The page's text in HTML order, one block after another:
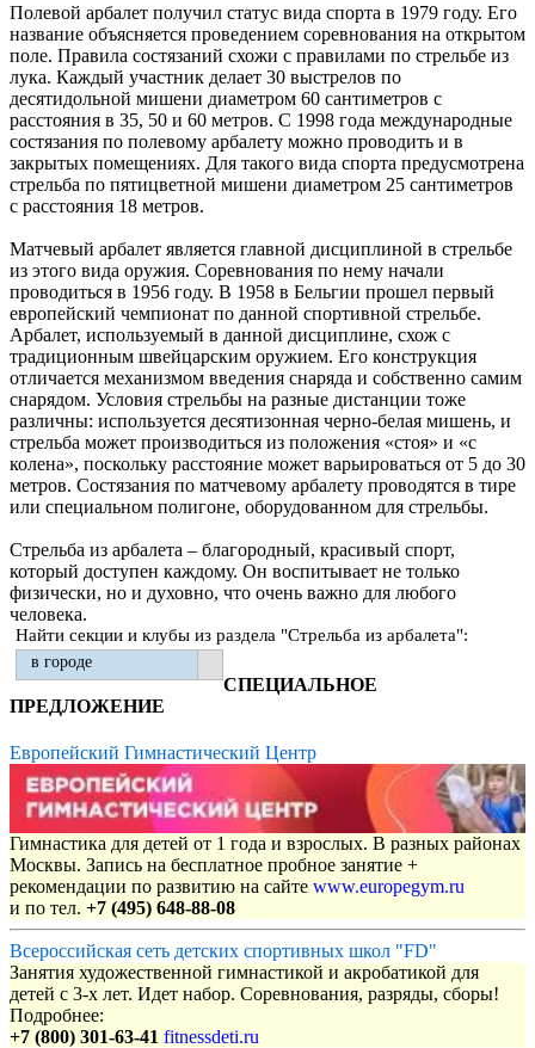
Полевой арбалет получил статус вида спорта в 1979 году. Его
название объясняется проведением соревнования на открытом
поле. Правила состязаний схожи с правилами по стрельбе из
лука. Каждый участник делает 30 выстрелов по
десятидольной мишени диаметром 60 сантиметров с
расстояния в 35, 50 и 60 метров. С 1998 года международные
состязания по полевому арбалету можно проводить и в
закрытых помещениях. Для такого вида спорта предусмотрена
стрельба по пятицветной мишени диаметром 25 сантиметров
с расстояния 18 метров.
Матчевый арбалет является главной дисциплиной в стрельбе
из этого вида оружия. Соревнования по нему начали
проводиться в 1956 году. В 1958 в Бельгии прошел первый
европейский чемпионат по данной спортивной стрельбе.
Арбалет, используемый в данной дисциплине, схож с
традиционным швейцарским оружием. Его конструкция
отличается механизмом введения снаряда и собственно самим
снарядом. Условия стрельбы на разные дистанции тоже
различны: используется десятизонная черно-белая мишень, и
стрельба может производиться из положения «стоя» и «с
колена», поскольку расстояние может варьироваться от 5 до 30
метров. Состязания по матчевому арбалету проводятся в тире
или специальном полигоне, оборудованном для стрельбы.
Стрельба из арбалета – благородный, красивый спорт,
который доступен каждому. Он воспитывает не только
физически, но и духовно, что очень важно для любого
человека.
Найти секции и клубы из раздела "Стрельба из арбалета":
в городе
СПЕЦИАЛЬНОЕ
ПРЕДЛОЖЕНИЕ
Европейский Гимнастический Центр
Гимнастика для детей от 1 года и взрослых. В разных районах
Москвы. Запись на бесплатное пробное занятие +
рекомендации по развитию на сайте www.europegym.ru
и по тел. +7 (495) 648-88-08
Всероссийская сеть детских спортивных школ "FD"
Занятия художественной гимнастикой и акробатикой для
детей с 3-х лет. Идет набор. Соревнования, разряды, сборы!
Подробнее:
+7 (800) 301-63-41 fitnessdeti.ru